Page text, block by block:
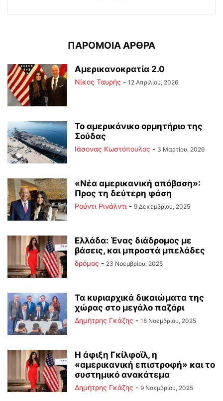
ΠΑΡΟΜΟΙΑ ΑΡΘΡΑ
Αμερικανοκρατία 2.0
Νίκος Ταυρής - 12 Απριλίου, 2026
Το αμερικάνικο ορμητήριο της
Σούδας
Ιάσονας Κωστόπουλος - 3 Μαρτίου, 2026
«Νέα αμερικανική απόβαση»:
Προς τη δεύτερη φάση
Ρούντι Ρινάλντι - 9 Δεκεμβρίου, 2025
Ελλάδα: Ένας διάδρομος με
βάσεις, και μπροστά μπελάδες
δρόμος - 23 Νοεμβρίου, 2025
Τα κυριαρχικά δικαιώματα της
χώρας στο μεγάλο παζάρι
Δημήτρης Γκάζης - 18 Νοεμβρίου, 2025
Η άφιξη Γκίλφοϊλ, η
«αμερικανική επιστροφή» και το
συστημικό ανακάτεμα
Δημήτρης Γκάζης - 9 Νοεμβρίου, 2025